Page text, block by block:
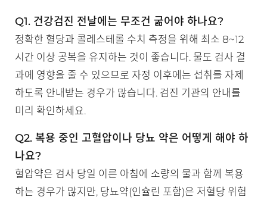
Q1. 건강검진 전날에는 무조건 굶어야 하나요?
정확한 혈당과 콜레스테롤 수치 측정을 위해 최소 8~12
시간 이상 공복을 유지하는 것이 좋습니다. 물도 검사 결
과에 영향을 줄 수 있으므로 자정 이후에는 섭취를 자제
하도록 안내받는 경우가 많습니다. 검진 기관의 안내를
미리 확인하세요.
Q2. 복용 중인 고혈압이나 당뇨 약은 어떻게 해야 하
나요?
혈압약은 검사 당일 이른 아침에 소량의 물과 함께 복용
하는 경우가 많지만, 당뇨약(인슐린 포함)은 저혈당 위험